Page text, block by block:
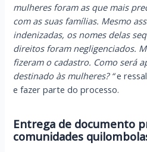
mulheres foram as que mais
com as suas famílias. Mesmo
indenizadas, os nomes delas
direitos foram negligenciados.
fizeram o cadastro. Como será
destinado às mulheres? “e
e fazer parte do processo.
Entrega de documento
comunidades